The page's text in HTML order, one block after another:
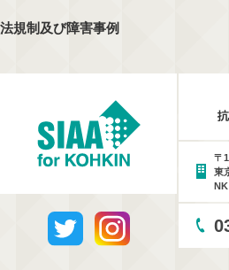
法規制及び障害事例
〒
東